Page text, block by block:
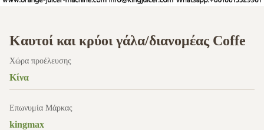
Καυτοί και κρύοι γάλα/διανομέας Coffe
Χώρα προέλευσης
Κίνα
Επωνυμία Μάρκας
kingmax